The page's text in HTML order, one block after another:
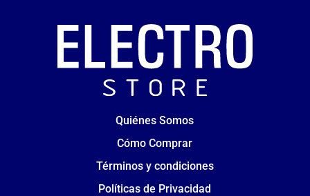
Quiénes Somos
Cómo Comprar
Términos y condiciones
Políticas de Privacidad